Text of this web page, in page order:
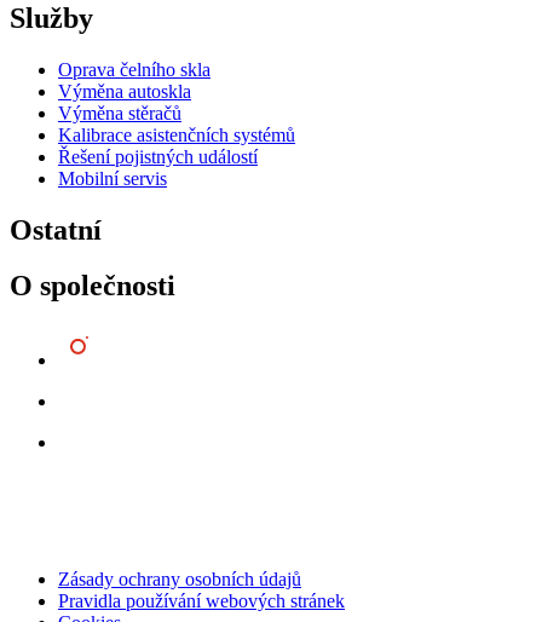
Služby
Oprava čelního skla
Výměna autoskla
Výměna stěračů
Kalibrace asistenčních systémů
Řešení pojistných událostí
Mobilní servis
Ostatní
O společnosti
Zásady ochrany osobních údajů
Pravidla používání webových stránek